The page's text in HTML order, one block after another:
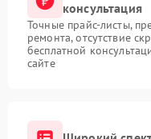
консультация
Точные прайс-листы,
ремонта, отсутствие
бесплатной
сайте